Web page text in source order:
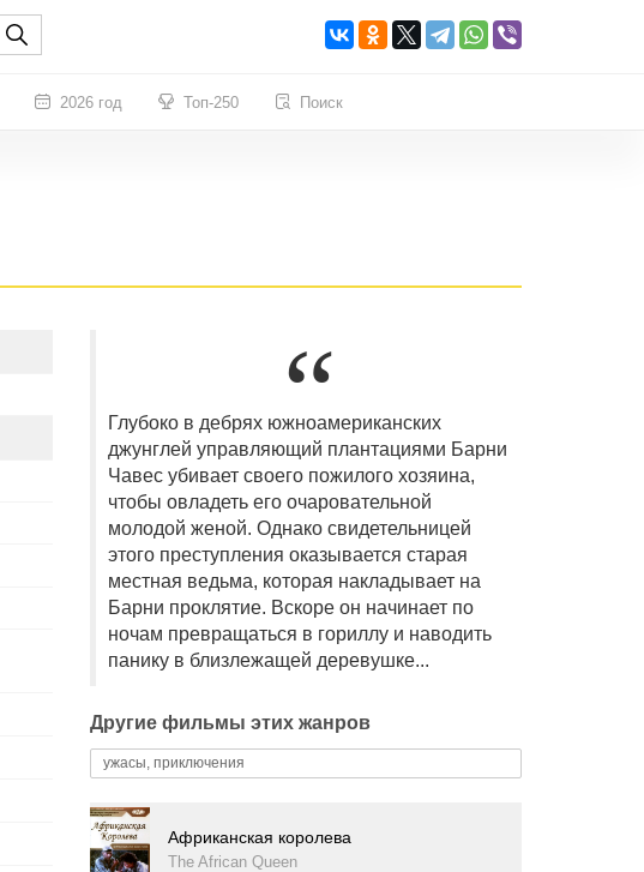
2026 год Топ-250 Поиск
Глубоко в дебрях южноамериканских
джунглей управляющий плантациями Барни
Чавес убивает своего пожилого хозяина,
чтобы овладеть его очаровательной
молодой женой. Однако свидетельницей
этого преступления оказывается старая
местная ведьма, которая накладывает на
Барни проклятие. Вскоре он начинает по
ночам превращаться в гориллу и наводить
панику в близлежащей деревушке...
Другие фильмы этих жанров
ужасы, приключения
Африканская королева
The African Queen